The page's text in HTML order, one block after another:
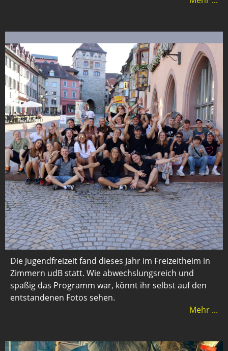
Die Jugendfreizeit fand dieses Jahr im Freizeitheim in
Zimmern udB statt. Wie abwechslungsreich und
spaßig das Programm war, könnt ihr selbst auf den
entstandenen Fotos sehen.
Mehr ...